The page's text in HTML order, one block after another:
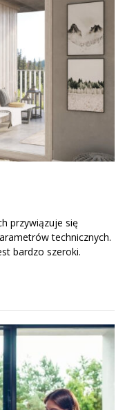
przywiązuje się
technicznych.
bardzo szeroki.